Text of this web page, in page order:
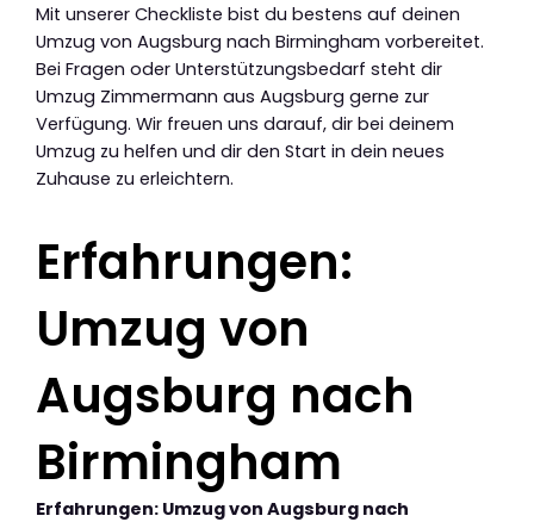
Mit unserer Checkliste bist du bestens auf deinen
Umzug von Augsburg nach Birmingham vorbereitet.
Bei Fragen oder Unterstützungsbedarf steht dir
Umzug Zimmermann aus Augsburg gerne zur
Verfügung. Wir freuen uns darauf, dir bei deinem
Umzug zu helfen und dir den Start in dein neues
Zuhause zu erleichtern.
Erfahrungen:
Umzug von
Augsburg nach
Birmingham
Erfahrungen: Umzug von Augsburg nach